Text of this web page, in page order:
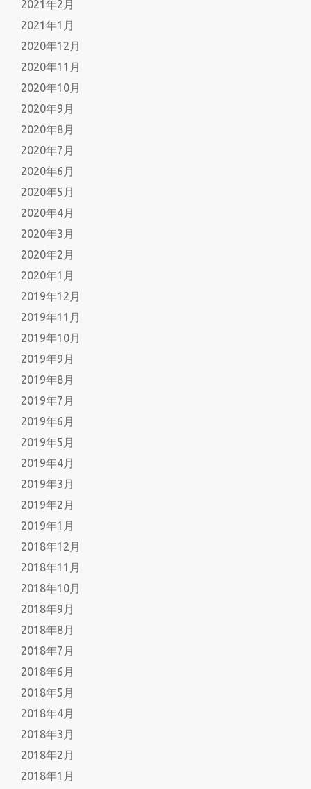
2021年2月
2021年1月
2020年12月
2020年11月
2020年10月
2020年9月
2020年8月
2020年7月
2020年6月
2020年5月
2020年4月
2020年3月
2020年2月
2020年1月
2019年12月
2019年11月
2019年10月
2019年9月
2019年8月
2019年7月
2019年6月
2019年5月
2019年4月
2019年3月
2019年2月
2019年1月
2018年12月
2018年11月
2018年10月
2018年9月
2018年8月
2018年7月
2018年6月
2018年5月
2018年4月
2018年3月
2018年2月
2018年1月